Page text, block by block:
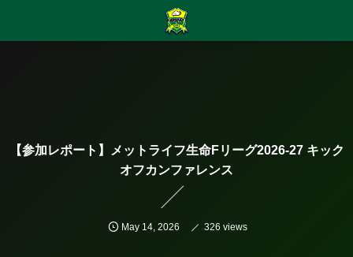
【参加レポート】メットライフ生命Fリーグ2026-27 キック
オフカンファレンス
May 14,2026 326 views